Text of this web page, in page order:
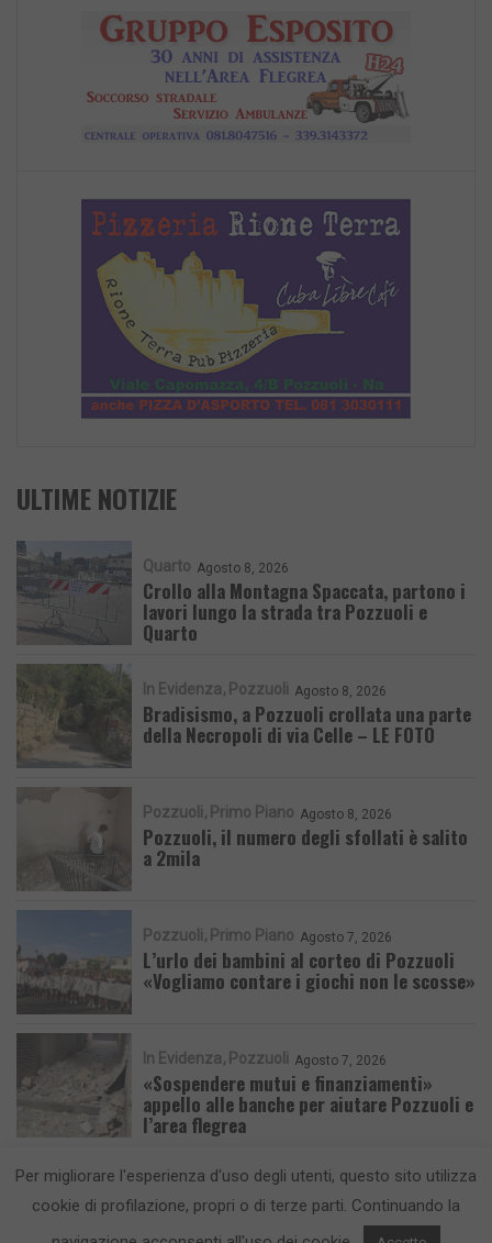
ULTIME NOTIZIE
Quarto Agosto 8, 2026
Crollo alla Montagna Spaccata, partono i
lavori lungo la strada tra Pozzuoli e
Quarto
In Evidenza Pozzuoli Agosto 8, 2026
Bradisismo, a Pozzuoli crollata una parte
della Necropoli di via Celle – LE FOTO
Pozzuoli Primo Piano Agosto 8, 2026
Pozzuoli, il numero degli sfollati è salito
a 2mila
Pozzuoli Primo Piano Agosto 7, 2026
L’urlo dei bambini al corteo di Pozzuoli
«Vogliamo contare i giochi non le scosse»
In Evidenza Pozzuoli Agosto 7, 2026
«Sospendere mutui e finanziamenti»
appello alle banche per aiutare Pozzuoli e
l’area flegrea
Per migliorare l'esperienza d'uso degli utenti, questo sito utilizza
cookie di profilazione, propri o di terze parti. Continuando la